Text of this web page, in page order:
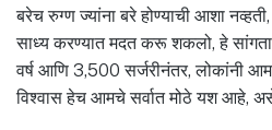
बरेच रुग्ण ज्यांना बरे होण्याची आशा
साध्य करण्यात मदत करू शकलो, हे
वर्ष आणि 3,500 सर्जरीनंतर, लोकांनी
विश्वास हेच आमचे सर्वात मोठे यश आहे,